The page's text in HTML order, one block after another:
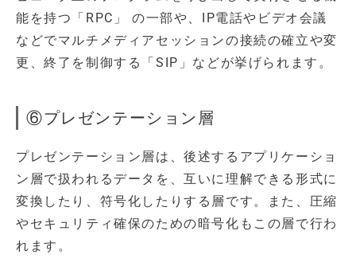
能を持つ「RPC」 の一部や、IP電話やビデオ会議
などでマルチメディアセッションの接続の確立や変
更、終了を制御する「SIP」などが挙げられます。
⑥プレゼンテーション層
プレゼンテーション層は、後述するアプリケーショ
ン層で扱われるデータを、互いに理解できる形式に
変換したり、符号化したりする層です。また、圧縮
やセキュリティ確保のための暗号化もこの層で行わ
れます。